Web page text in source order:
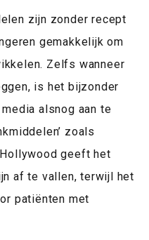
zijn zonder recept
gemakkelijk om
Zelfs wanneer
is het bijzonder
alsnog aan te
zoals
geeft het
af te vallen, terwijl het
patiënten met